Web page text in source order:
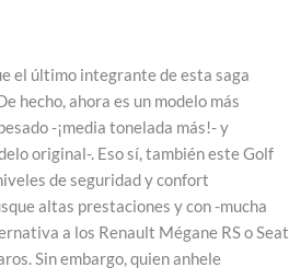
el último integrante de esta saga
hecho, ahora es un modelo más
-¡media tonelada más!- y
original-. Eso sí, también este Golf
de seguridad y confort
altas prestaciones y con -mucha
a los Renault Mégane RS o Seat
Sin embargo, quien anhele